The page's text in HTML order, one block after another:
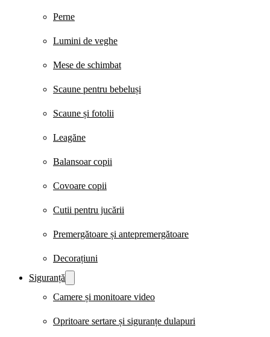
Perne
Lumini de veghe
Mese de schimbat
Scaune pentru bebeluși
Scaune și fotolii
Leagăne
Balansoar copii
Covoare copii
Cutii pentru jucării
Premergătoare și antepremergătoare
Decorațiuni
Siguranță
Camere și monitoare video
Opritoare sertare și siguranțe dulapuri